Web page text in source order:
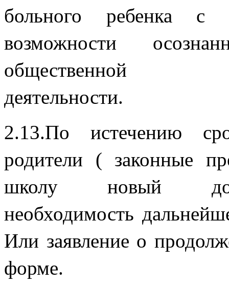
больного ребенка с
возможности
2.13.По истечению
родители ( законные
школу новый
необходимость
Или заявление о